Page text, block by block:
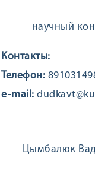
научный
Контакты:
Телефон:
e-mail:
Цымбалюк